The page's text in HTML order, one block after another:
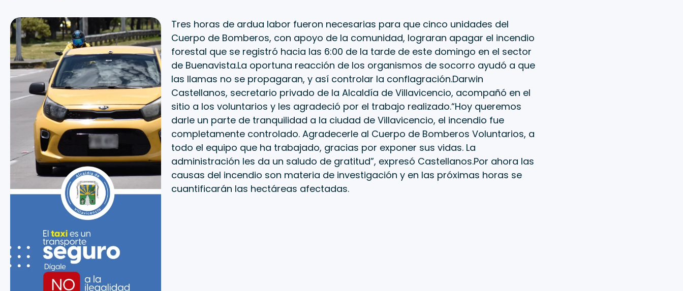
Tres horas de ardua labor fueron necesarias para que cinco unidades del
Cuerpo de Bomberos, con apoyo de la comunidad, lograran apagar el incendio
forestal que se registró hacia las 6:00 de la tarde de este domingo en el sector
de Buenavista.La oportuna reacción de los organismos de socorro ayudó a que
las llamas no se propagaran, y así controlar la conflagración.Darwin
Castellanos, secretario privado de la Alcaldía de Villavicencio, acompañó en el
sitio a los voluntarios y les agradeció por el trabajo realizado.“Hoy queremos
darle un parte de tranquilidad a la ciudad de Villavicencio, el incendio fue
completamente controlado. Agradecerle al Cuerpo de Bomberos Voluntarios, a
todo el equipo que ha trabajado, gracias por exponer sus vidas. La
administración les da un saludo de gratitud”, expresó Castellanos.Por ahora las
causas del incendio son materia de investigación y en las próximas horas se
cuantificarán las hectáreas afectadas.